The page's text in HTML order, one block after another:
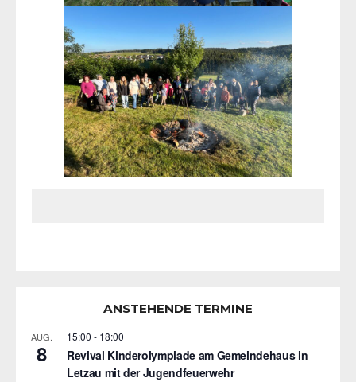
ANSTEHENDE TERMINE
AUG.
8
15:00 - 18:00
Revival Kinderolympiade am Gemeindehaus in
Letzau mit der Jugendfeuerwehr